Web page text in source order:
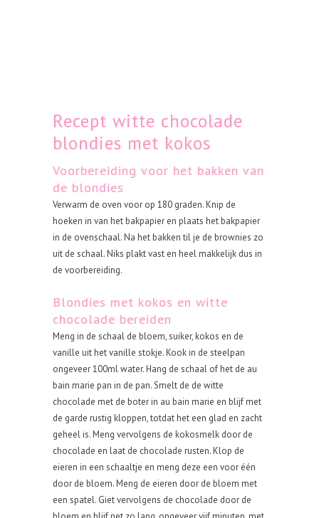
Recept witte chocolade
blondies met kokos
Voorbereiding voor het bakken van
de blondies
Verwarm de oven voor op 180 graden. Knip de
hoeken in van het bakpapier en plaats het bakpapier
in de ovenschaal. Na het bakken til je de brownies zo
uit de schaal. Niks plakt vast en heel makkelijk dus in
de voorbereiding.
Blondies met kokos en witte
chocolade bereiden
Meng in de schaal de bloem, suiker, kokos en de
vanille uit het vanille stokje. Kook in de steelpan
ongeveer 100ml water. Hang de schaal of het de au
bain marie pan in de pan. Smelt de de witte
chocolade met de boter in au bain marie en blijf met
de garde rustig kloppen, totdat het een glad en zacht
geheel is. Meng vervolgens de kokosmelk door de
chocolade en laat de chocolade rusten. Klop de
eieren in een schaaltje en meng deze een voor één
door de bloem. Meng de eieren door de bloem met
een spatel. Giet vervolgens de chocolade door de